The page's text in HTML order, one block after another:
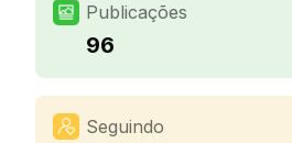
Publicações
96
Seguindo